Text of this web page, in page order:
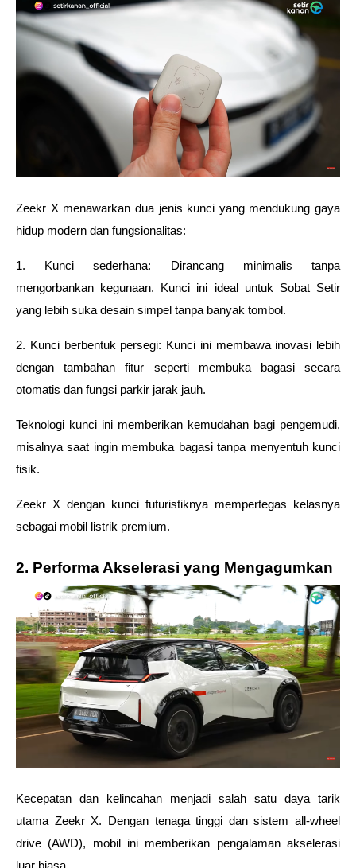
Zeekr X menawarkan dua jenis kunci yang mendukung gaya
hidup modern dan fungsionalitas:
1. Kunci sederhana: Dirancang minimalis tanpa
mengorbankan kegunaan. Kunci ini ideal untuk Sobat Setir
yang lebih suka desain simpel tanpa banyak tombol.
2. Kunci berbentuk persegi: Kunci ini membawa inovasi lebih
dengan tambahan fitur seperti membuka bagasi secara
otomatis dan fungsi parkir jarak jauh.
Teknologi kunci ini memberikan kemudahan bagi pengemudi,
misalnya saat ingin membuka bagasi tanpa menyentuh kunci
fisik.
Zeekr X dengan kunci futuristiknya mempertegas kelasnya
sebagai mobil listrik premium.
2. Performa Akselerasi yang Mengagumkan
Kecepatan dan kelincahan menjadi salah satu daya tarik
utama Zeekr X. Dengan tenaga tinggi dan sistem all-wheel
drive (AWD), mobil ini memberikan pengalaman akselerasi
luar biasa.